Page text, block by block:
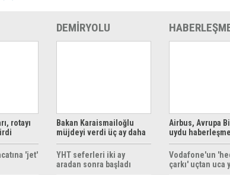
rotayı
'jet'
DEMİRYOLU
Bakan Karaismailoğlu
müjdeyi verdi üç ay daha
ücretsiz
YHT seferleri iki ay
aradan sonra başladı
Airbus, Avrupa
uydu haberleşme
çözümleri
Vodafone'un
çarkı' uçtan uca